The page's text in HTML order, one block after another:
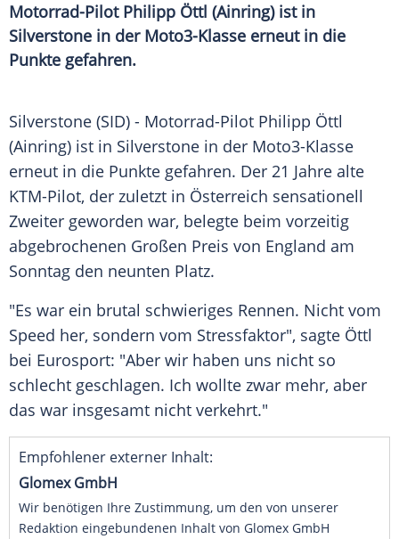
Motorrad-Pilot Philipp Öttl (Ainring) ist in
Silverstone in der Moto3-Klasse erneut in die
Punkte gefahren.
Silverstone (SID) - Motorrad-Pilot Philipp Öttl
(Ainring) ist in Silverstone in der Moto3-Klasse
erneut in die Punkte gefahren. Der 21 Jahre alte
KTM-Pilot, der zuletzt in Österreich sensationell
Zweiter geworden war, belegte beim vorzeitig
abgebrochenen Großen Preis von England am
Sonntag den neunten Platz.
"Es war ein brutal schwieriges Rennen. Nicht vom
Speed her, sondern vom Stressfaktor", sagte Öttl
bei Eurosport: "Aber wir haben uns nicht so
schlecht geschlagen. Ich wollte zwar mehr, aber
das war insgesamt nicht verkehrt."
Empfohlener externer Inhalt:
Glomex GmbH
Wir benötigen Ihre Zustimmung, um den von unserer
Redaktion eingebundenen Inhalt von Glomex GmbH